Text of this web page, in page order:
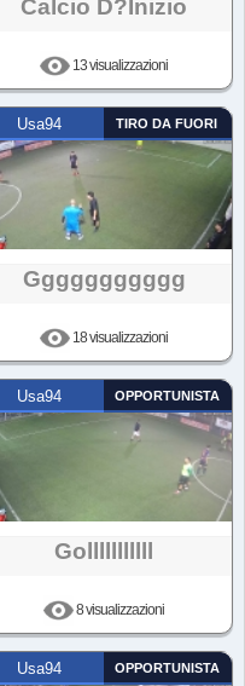
Calcio D?inizio
13 visualizzazioni
Usa94 TIRO DA FUORI
Ggggggggggg
18 visualizzazioni
Usa94 OPPORTUNISTA
Golllllllllll
8 visualizzazioni
Usa94 OPPORTUNISTA